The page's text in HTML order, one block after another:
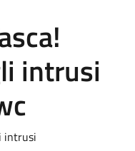
intrusi
intrusi